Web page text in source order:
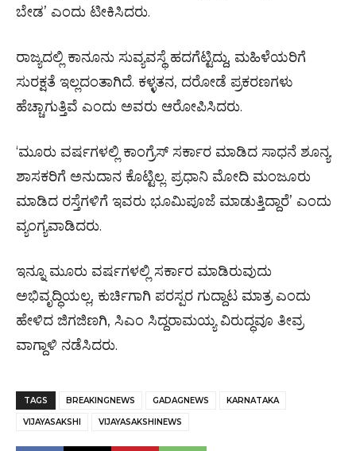
ಬೇಡ’ ಎಂದು ಟೀಕಿಸಿದರು.
ರಾಜ್ಯದಲ್ಲಿ ಕಾನೂನು ಸುವ್ಯವಸ್ಥೆ ಹದಗೆಟ್ಟಿದ್ದು, ಮಹಿಳೆಯರಿಗೆ
ಸುರಕ್ಷತೆ ಇಲ್ಲದಂತಾಗಿದೆ. ಕಳ್ಳತನ, ದರೋಡೆ ಪ್ರಕರಣಗಳು
ಹೆಚ್ಚಾಗುತ್ತಿವೆ ಎಂದು ಅವರು ಆರೋಪಿಸಿದರು.
‘ಮೂರು ವರ್ಷಗಳಲ್ಲಿ ಕಾಂಗ್ರೆಸ್ ಸರ್ಕಾರ ಮಾಡಿದ ಸಾಧನೆ ಶೂನ್ಯ.
ಶಾಸಕರಿಗೆ ಅನುದಾನ ಕೊಟ್ಟಿಲ್ಲ. ಪ್ರಧಾನಿ ಮೋದಿ ಮಂಜೂರು
ಮಾಡಿದ ರಸ್ತೆಗಳಿಗೆ ಇವರು ಭೂಮಿಪೂಜೆ ಮಾಡುತ್ತಿದ್ದಾರೆ’ ಎಂದು
ವ್ಯಂಗ್ಯವಾಡಿದರು.
ಇನ್ನೂ ಮೂರು ವರ್ಷಗಳಲ್ಲಿ ಸರ್ಕಾರ ಮಾಡಿರುವುದು
ಅಭಿವೃದ್ಧಿಯಲ್ಲ, ಕುರ್ಚಿಗಾಗಿ ಪರಸ್ಪರ ಗುದ್ದಾಟ ಮಾತ್ರ ಎಂದು
ಹೇಳಿದ ಜಿಗಜಿಣಗಿ, ಸಿಎಂ ಸಿದ್ದರಾಮಯ್ಯ ವಿರುದ್ಧವೂ ತೀವ್ರ
ವಾಗ್ದಾಳಿ ನಡೆಸಿದರು.
TAGS BREAKINGNEWS GADAGNEWS KARNATAKA
VIJAYASAKSHI VIJAYASAKSHINEWS